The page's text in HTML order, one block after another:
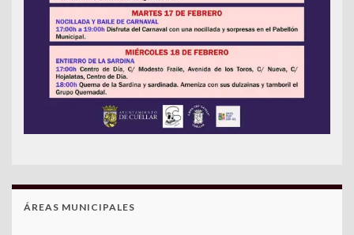
ÁREAS MUNICIPALES